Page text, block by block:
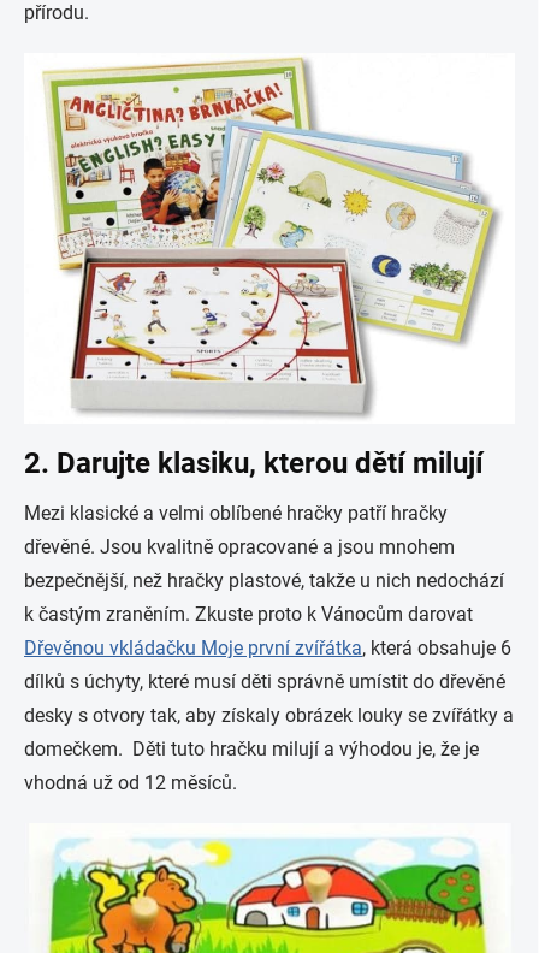
přírodu.
2. Darujte klasiku, kterou dětí milují
Mezi klasické a velmi oblíbené hračky patří hračky
dřevěné. Jsou kvalitně opracované a jsou mnohem
bezpečnější, než hračky plastové, takže u nich nedochází
k častým zraněním. Zkuste proto k Vánocům darovat
Dřevěnou vkládačku Moje první zvířátka, která obsahuje 6
dílků s úchyty, které musí děti správně umístit do dřevěné
desky s otvory tak, aby získaly obrázek louky se zvířátky a
domečkem. Děti tuto hračku milují a výhodou je, že je
vhodná už od 12 měsíců.